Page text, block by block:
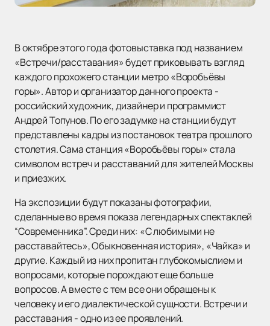
В октябре этого года фотовыставка под названием
«Встречи/расставания» будет приковывать взгляд
каждого прохожего станции метро «Воробьёвы
горы». Автор и организатор данного проекта -
российский художник, дизайнер и программист
Андрей Топунов. По его задумке на станции будут
представлены кадры из постановок театра прошлого
столетия. Сама станция «Воробьёвы горы» стала
символом встреч и расставаний для жителей Москвы
и приезжих.
На экспозиции будут показаны фотографии,
сделанные во время показа легендарных спектаклей
“Современника”. Среди них: «С любимыми не
расставайтесь», Обыкновенная история», «Чайка» и
другие. Каждый из них пропитан глубокомыслием и
вопросами, которые порождают еще больше
вопросов. А вместе с тем все они обращены к
человеку и его диалектической сущности. Встречи и
расставания - одно из ее проявлений.